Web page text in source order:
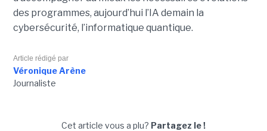
des programmes, aujourd’hui l’IA demain la
cybersécurité, l’informatique quantique.
Article rédigé par
Véronique Arène
Journaliste
Cet article vous a plu? Partagez le !